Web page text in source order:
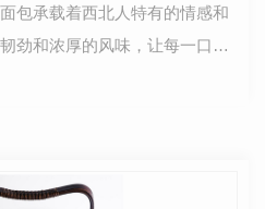
包承载着西北人特有的情感和
劲和浓厚的风味，让每一口都
。它不仅是一种食物，更…